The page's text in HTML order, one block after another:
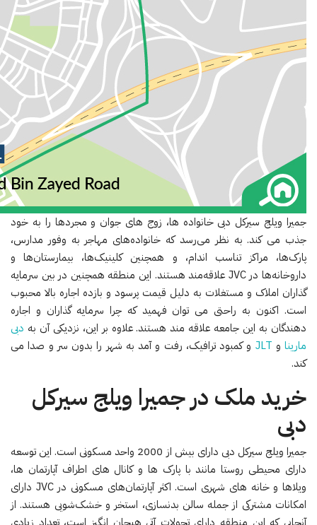
جمیرا ویلج سیرکل دبی خانواده ها، زوج های جوان و مجردها را به خود
جذب می کند. به نظر می‌رسد که خانواده‌های مهاجر به وفور مدارس،
پارک‌ها، مراکز تناسب اندام، و همچنین کلینیک‌ها، بیمارستان‌ها و
داروخانه‌ها در JVC علاقه‌مند هستند. این منطقه همچنین در بین سرمایه
گذاران املاک و مستغلات به دلیل قیمت پرسود و بازده اجاره بالا محبوب
است. اکنون به راحتی می توان فهمید که چرا سرمایه گذاران و اجاره
دهندگان به این جامعه علاقه مند هستند. علاوه بر این، نزدیکی آن به دبی
مارینا و JLT و کمبود ترافیک، رفت و آمد به شهر را بدون سر و صدا می
کند.
خرید ملک در جمیرا ویلج سیرکل
دبی
جمیرا ویلج سیرکل دبی دارای بیش از 2000 واحد مسکونی است. این توسعه
دارای محیطی روستا مانند با پارک ها و کانال های اطراف آپارتمان ها،
ویلاها و خانه های شهری است. اکثر آپارتمان‌های مسکونی در JVC دارای
امکانات مشترکی از جمله سالن بدنسازی، استخر و خشک‌شویی هستند. از